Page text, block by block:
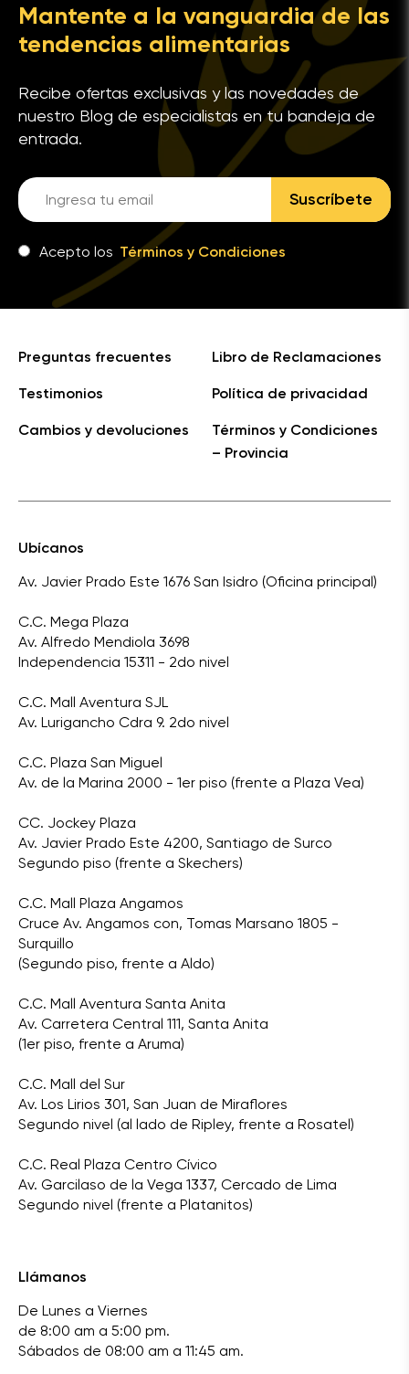
Mantente a la vanguardia de las
tendencias alimentarias
Recibe ofertas exclusivas y las novedades de
nuestro Blog de especialistas en tu bandeja de
entrada.
Suscríbete
Acepto los Términos y Condiciones
Preguntas frecuentes
Testimonios
Cambios y devoluciones
Libro de Reclamaciones
Política de privacidad
Términos y Condiciones
– Provincia
Ubícanos
Av. Javier Prado Este 1676 San Isidro (Oficina principal)
C.C. Mega Plaza
Av. Alfredo Mendiola 3698
Independencia 15311 - 2do nivel
C.C. Mall Aventura SJL
Av. Lurigancho Cdra 9. 2do nivel
C.C. Plaza San Miguel
Av. de la Marina 2000 - 1er piso (frente a Plaza Vea)
CC. Jockey Plaza
Av. Javier Prado Este 4200, Santiago de Surco
Segundo piso (frente a Skechers)
C.C. Mall Plaza Angamos
Cruce Av. Angamos con, Tomas Marsano 1805 -
Surquillo
(Segundo piso, frente a Aldo)
C.C. Mall Aventura Santa Anita
Av. Carretera Central 111, Santa Anita
(1er piso, frente a Aruma)
C.C. Mall del Sur
Av. Los Lirios 301, San Juan de Miraflores
Segundo nivel (al lado de Ripley, frente a Rosatel)
C.C. Real Plaza Centro Cívico
Av. Garcilaso de la Vega 1337, Cercado de Lima
Segundo nivel (frente a Platanitos)
Llámanos
De Lunes a Viernes
de 8:00 am a 5:00 pm.
Sábados de 08:00 am a 11:45 am.